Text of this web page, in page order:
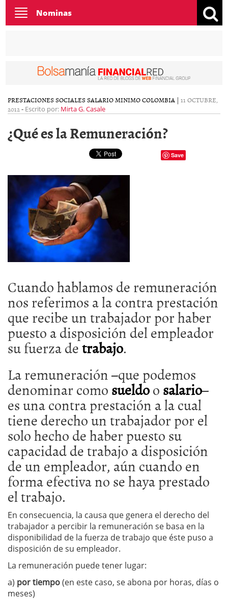
Toggle
navigation
Nominas
PRESTACIONES SOCIALES SALARIO MINIMO COLOMBIA | 11 OCTUBRE,
2012- Escrito por: Mirta G. Casale
¿Qué es la Remuneración?
Save
Cuando hablamos de remuneración
nos referimos a la contra prestación
que recibe un trabajador por haber
puesto a disposición del empleador
su fuerza detrabajo.
La remuneración –que podemos
denominar comosueldoosalario–
es una contra prestación a la cual
tiene derecho un trabajador por el
solo hecho de haber puesto su
capacidad de trabajo a disposición
de un empleador, aún cuando en
forma efectiva no se haya prestado
el trabajo.
En consecuencia, la causa que genera el derecho del
trabajador a percibir la remuneración se basa en la
disponibilidad de la fuerza de trabajo que éste puso a
disposición de su empleador.
La remuneración puede tener lugar:
a) por tiempo(en este caso, se abona por horas, días o
meses)